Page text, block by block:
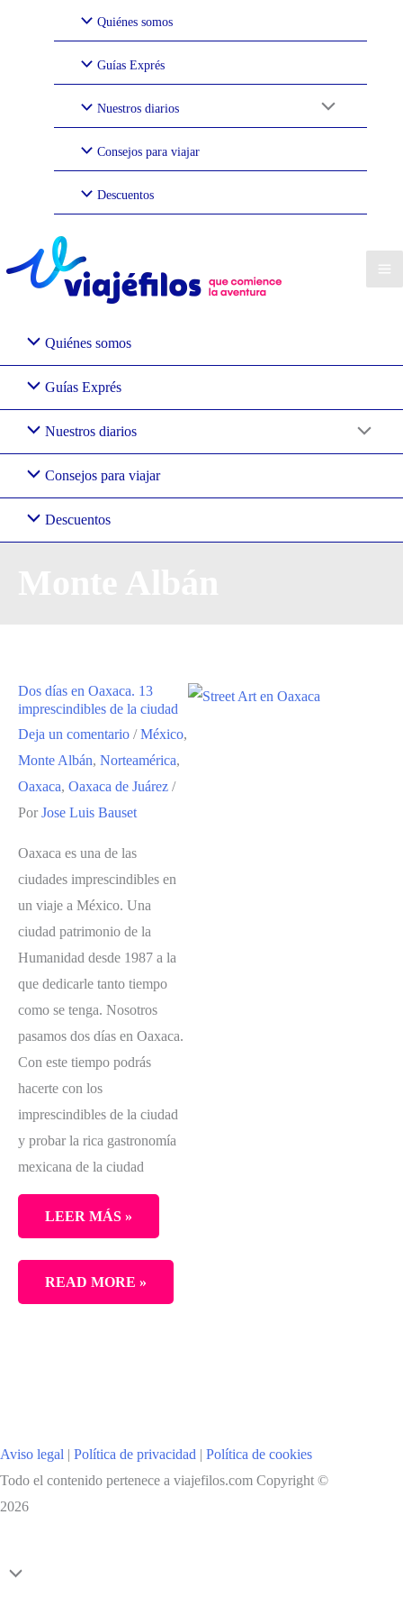
Quiénes somos
Guías Exprés
Nuestros diarios
Consejos para viajar
Descuentos
Quiénes somos
Guías Exprés
Nuestros diarios
Consejos para viajar
Descuentos
Dos días en Oaxaca. 13
imprescindibles de la ciudad
Deja un comentario /México,
Monte Albán, Norteamérica,
Oaxaca, Oaxaca de Juárez /
Por Jose Luis Bauset
Oaxaca es una de las
ciudades imprescindibles en
un viaje a México. Una
ciudad patrimonio de la
Humanidad desde 1987 a la
que dedicarle tanto tiempo
como se tenga. Nosotros
pasamos dos días en Oaxaca.
Con este tiempo podrás
hacerte con los
imprescindibles de la ciudad
y probar la rica gastronomía
mexicana de la ciudad
LEER MÁS »
DOS
DÍAS
LA
CIUDAD
READ MORE »
Aviso legal | Política de privacidad | Política de cookies
Todo el contenido pertenece a viajefilos.com Copyright ©
2026
Scroll